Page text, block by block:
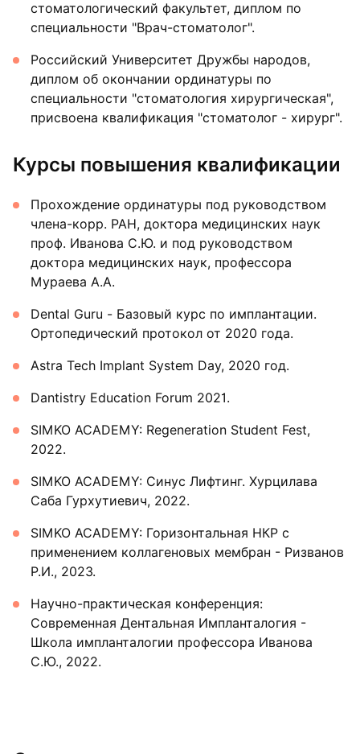
стоматологический факультет, диплом по
специальности "Врач-стоматолог".
Российский Университет Дружбы народов,
диплом об окончании ординатуры по
специальности "стоматология хирургическая",
присвоена квалификация "стоматолог - хирург".
Курсы повышения квалификации
Прохождение ординатуры под руководством
члена-корр. РАН, доктора медицинских наук
проф. Иванова С.Ю. и под руководством
доктора медицинских наук, профессора
Мураева А.А.
Dental Guru - Базовый курс по имплантации.
Ортопедический протокол от 2020 года.
Astra Tech Implant System Day, 2020 год.
Dantistry Education Forum 2021.
SIMKO ACADEMY: Regeneration Student Fest,
2022.
SIMKO ACADEMY: Синус Лифтинг. Хурцилава
Саба Гурхутиевич, 2022.
SIMKO ACADEMY: Горизонтальная НКР с
применением коллагеновых мембран - Ризванов
Р.И., 2023.
Научно-практическая конференция:
Современная Дентальная Импланталогия -
Школа импланталогии профессора Иванова
С.Ю., 2022.